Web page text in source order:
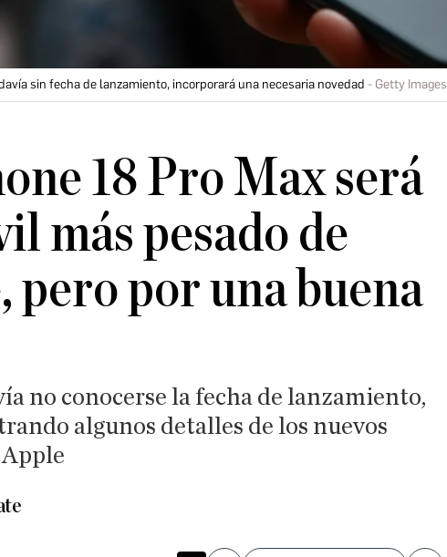
sin fecha de lanzamiento, incorporará una necesaria novedad Getty Images
18 Pro Max será
más pesado de
pero por una buena
no conocerse la fecha de lanzamiento,
algunos detalles de los nuevos